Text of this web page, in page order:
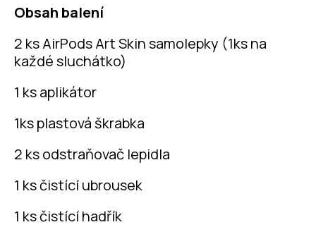
Obsah balení
2 ks AirPods Art Skin samolepky (1ks na
každé sluchátko)
1 ks aplikátor
1ks plastová škrabka
2 ks odstraňovač lepidla
1 ks čistící ubrousek
1 ks čistící hadřík